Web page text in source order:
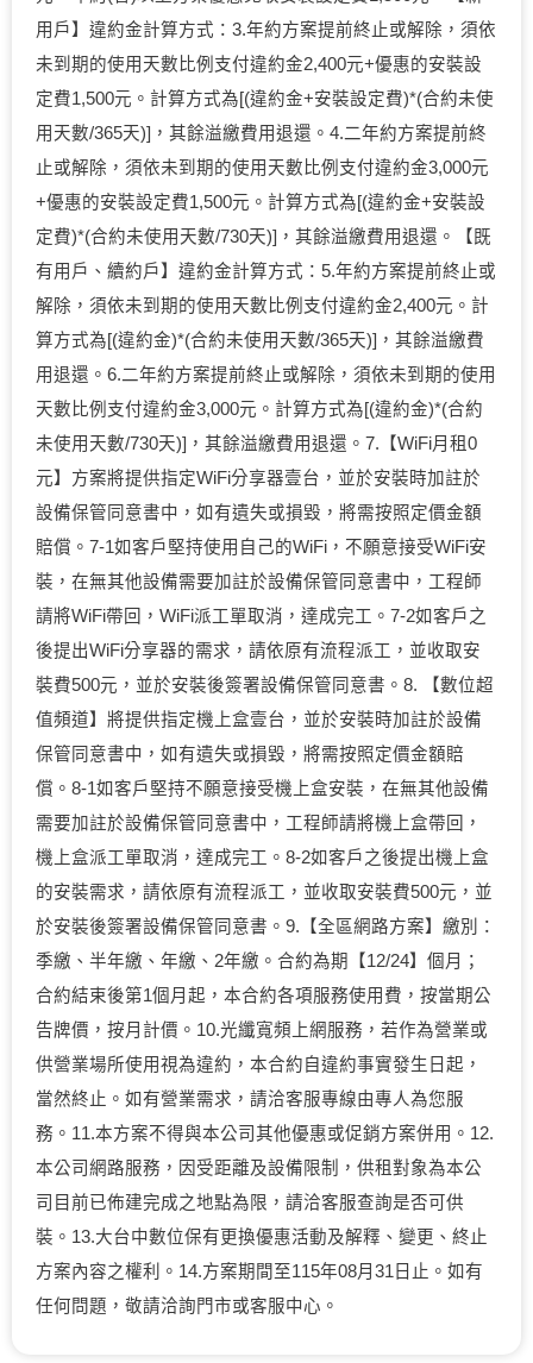
用戶】違約金計算方式：3.年約方案提前終止或解除，須依
未到期的使用天數比例支付違約金2,400元+優惠的安裝設
定費1,500元。計算方式為[(違約金+安裝設定費)*(合約未使
用天數/365天)]，其餘溢繳費用退還。4.二年約方案提前終
止或解除，須依未到期的使用天數比例支付違約金3,000元
+優惠的安裝設定費1,500元。計算方式為[(違約金+安裝設
定費)*(合約未使用天數/730天)]，其餘溢繳費用退還。【既
有用戶、續約戶】違約金計算方式：5.年約方案提前終止或
解除，須依未到期的使用天數比例支付違約金2,400元。計
算方式為[(違約金)*(合約未使用天數/365天)]，其餘溢繳費
用退還。6.二年約方案提前終止或解除，須依未到期的使用
天數比例支付違約金3,000元。計算方式為[(違約金)*(合約
未使用天數/730天)]，其餘溢繳費用退還。7.【WiFi月租0
元】方案將提供指定WiFi分享器壹台，並於安裝時加註於
設備保管同意書中，如有遺失或損毀，將需按照定價金額
賠償。7-1如客戶堅持使用自己的WiFi，不願意接受WiFi安
裝，在無其他設備需要加註於設備保管同意書中，工程師
請將WiFi帶回，WiFi派工單取消，達成完工。7-2如客戶之
後提出WiFi分享器的需求，請依原有流程派工，並收取安
裝費500元，並於安裝後簽署設備保管同意書。8. 【數位超
值頻道】將提供指定機上盒壹台，並於安裝時加註於設備
保管同意書中，如有遺失或損毀，將需按照定價金額賠
償。8-1如客戶堅持不願意接受機上盒安裝，在無其他設備
需要加註於設備保管同意書中，工程師請將機上盒帶回，
機上盒派工單取消，達成完工。8-2如客戶之後提出機上盒
的安裝需求，請依原有流程派工，並收取安裝費500元，並
於安裝後簽署設備保管同意書。9.【全區網路方案】繳別：
季繳、半年繳、年繳、2年繳。合約為期【12/24】個月；
合約結束後第1個月起，本合約各項服務使用費，按當期公
告牌價，按月計價。10.光纖寬頻上網服務，若作為營業或
供營業場所使用視為違約，本合約自違約事實發生日起，
當然終止。如有營業需求，請洽客服專線由專人為您服
務。11.本方案不得與本公司其他優惠或促銷方案併用。12.
本公司網路服務，因受距離及設備限制，供租對象為本公
司目前已佈建完成之地點為限，請洽客服查詢是否可供
裝。13.大台中數位保有更換優惠活動及解釋、變更、終止
方案內容之權利。14.方案期間至115年08月31日止。如有
任何問題，敬請洽詢門市或客服中心。